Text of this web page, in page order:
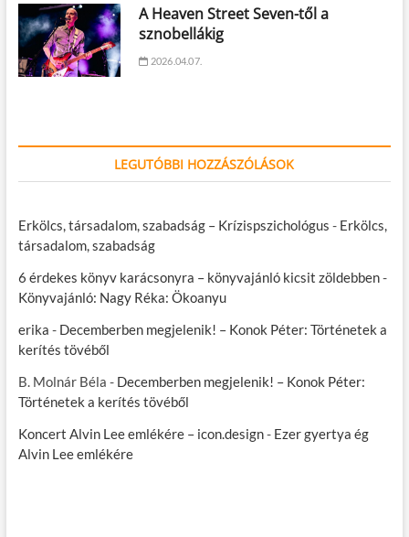
A Heaven Street Seven-től a
sznobellákig
2026.04.07.
LEGUTÓBBI HOZZÁSZÓLÁSOK
Erkölcs, társadalom, szabadság – Krízispszichológus - Erkölcs,
társadalom, szabadság
6 érdekes könyv karácsonyra – könyvajánló kicsit zöldebben-
Könyvajánló: Nagy Réka: Ökoanyu
erika - Decemberben megjelenik! – Konok Péter: Történetek a
kerítés tövéből
B. Molnár Béla - Decemberben megjelenik! – Konok Péter:
Történetek a kerítés tövéből
Koncert Alvin Lee emlékére – icon.design- Ezer gyertya ég
Alvin Lee emlékére